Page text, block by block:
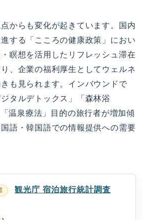
からも変化が起きています。国内
する「こころの健康政策」におい
瞑想を活用したリフレッシュ滞在
、企業の福利厚生としてウェルネ
も見られます。インバウンドで
タルデトックス」「森林浴
温泉療法」目的の旅行者が増加傾
語・韓国語での情報提供への需要
観光庁 宿泊旅行統計調査